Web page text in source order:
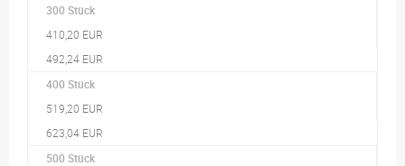
300 Stück
410,20 EUR
492,24 EUR
400 Stück
519,20 EUR
623,04 EUR
500 Stück